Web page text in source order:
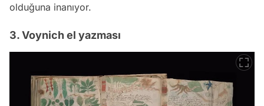
olduğuna inanıyor.
3. Voynich el yazması